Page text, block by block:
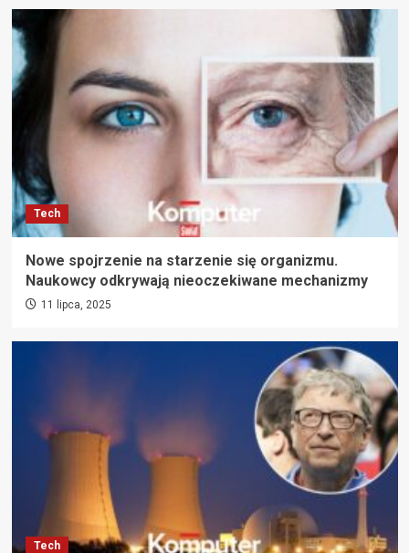
Tech
Nowe spojrzenie na starzenie się organizmu.
Naukowcy odkrywają nieoczekiwane mechanizmy
11 lipca, 2025
Tech